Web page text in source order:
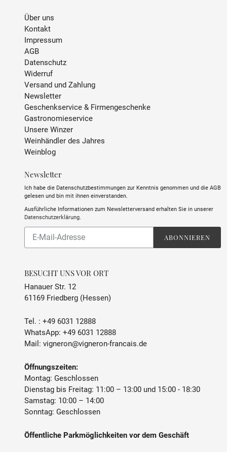
Über uns
Kontakt
Impressum
AGB
Datenschutz
Widerruf
Versand und Zahlung
Newsletter
Geschenkservice & Firmengeschenke
Gastronomieservice
Unsere Winzer
Weinhändler des Jahres
Weinblog
Newsletter
Ich habe die Datenschutzbestimmungen zur Kenntnis genommen und die AGB
gelesen und bin mit ihnen einverstanden.
Ausführliche Informationen zum Newsletterversand erhalten Sie in unserer
Datenschutzerklärung.
unsere
ABONNIEREN
BESUCHT UNS VOR ORT
Hanauer Str. 12
61169 Friedberg (Hessen)
Tel. : +49 6031 12888
WhatsApp: +49 6031 12888
Mail: vigneron@vigneron-francais.de
Öffnungszeiten:
Montag: Geschlossen
Dienstag bis Freitag: 11:00 – 13:00 und 15:00 - 18:30
Samstag: 10:00 – 14:00
Sonntag: Geschlossen
Öffentliche Parkmöglichkeiten vor dem Geschäft